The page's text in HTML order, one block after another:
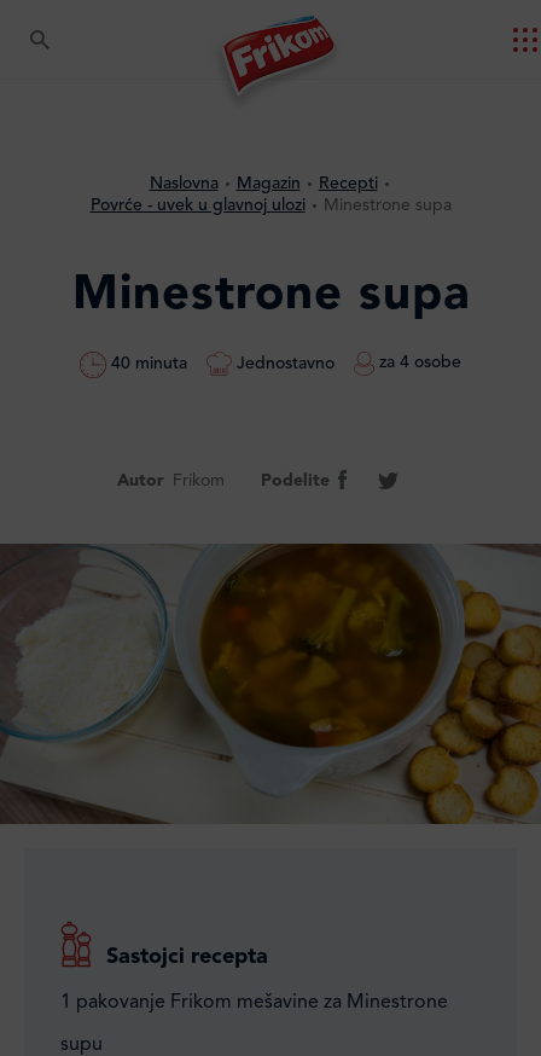
Naslovna Magazin
Recepti
Povrće - uvek u glavnoj ulozi
Minestrone supa
Minestrone supa
40 minuta Jednostavno za 4 osobe
Autor Frikom Podelite
Sastojci recepta
1 pakovanje Frikom mešavine za Minestrone
supu